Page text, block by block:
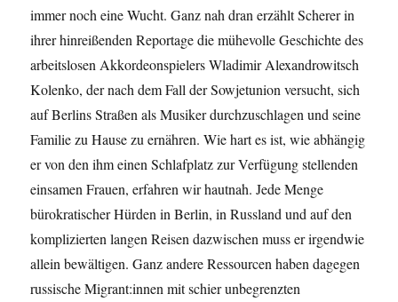
immer noch eine Wucht. Ganz nah dran erzählt Scherer in
ihrer hinreißenden Reportage die mühevolle Geschichte des
arbeitslosen AkkordeonspielersWladimir Alexandrowitsch
Kolenko, der nach dem Fall der Sowjetunion versucht, sich
auf Berlins Straßen als Musiker durchzuschlagen und seine
Familie zu Hause zu ernähren. Wie hart es ist, wie abhängig
er von den ihm einen Schlafplatz zur Verfügung stellenden
einsamen Frauen, erfahren wir hautnah. Jede Menge
bürokratischer Hürden in Berlin, in Russland und auf den
komplizierten langen Reisen dazwischen muss er irgendwie
allein bewältigen. Ganz andere Ressourcen haben dagegen
russische Migrant:innen mit schier unbegrenzten